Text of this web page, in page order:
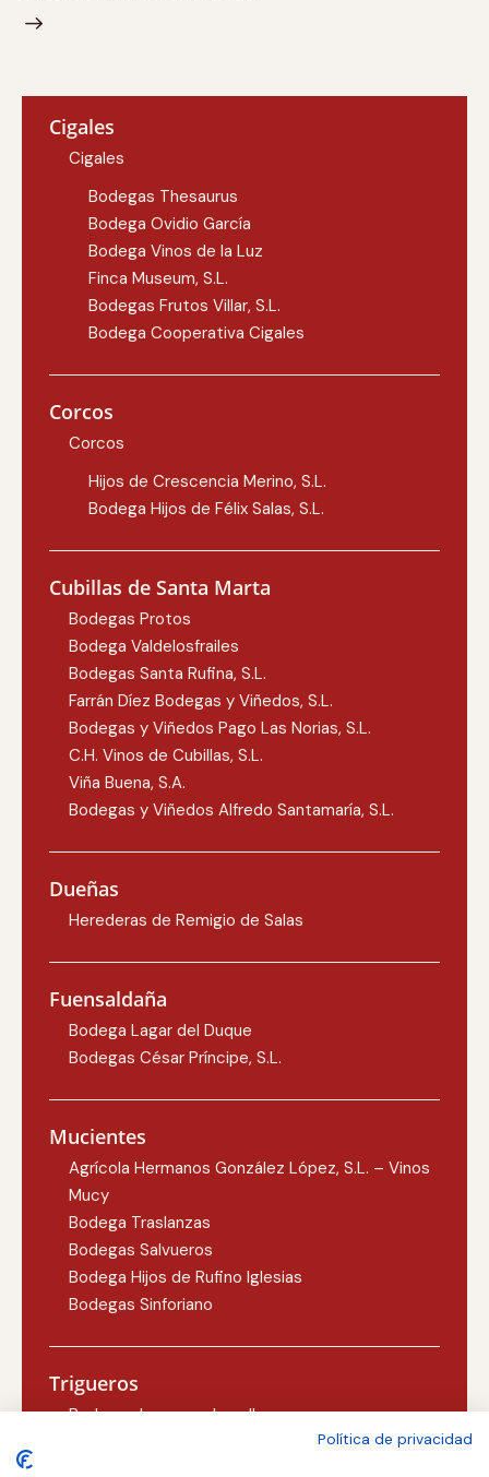
Cigales
Cigales
Bodegas Thesaurus
Bodega Ovidio García
Bodega Vinos de la Luz
Finca Museum, S.L.
Bodegas Frutos Villar, S.L.
Bodega Cooperativa Cigales
Corcos
Corcos
Hijos de Crescencia Merino, S.L.
Bodega Hijos de Félix Salas, S.L.
Cubillas de Santa Marta
Bodegas Protos
Bodega Valdelosfrailes
Bodegas Santa Rufina, S.L.
Farrán Díez Bodegas y Viñedos, S.L.
Bodegas y Viñedos Pago Las Norias, S.L.
C.H. Vinos de Cubillas, S.L.
Viña Buena, S.A.
Bodegas y Viñedos Alfredo Santamaría, S.L.
Dueñas
Herederas de Remigio de Salas
Fuensaldaña
Bodega Lagar del Duque
Bodegas César Príncipe, S.L.
Mucientes
Agrícola Hermanos González López, S.L. – Vinos
Mucy
Bodega Traslanzas
Bodegas Salvueros
Bodega Hijos de Rufino Iglesias
Bodegas Sinforiano
Trigueros
Bodegas Lezcano-Lacalle
Política de privacidad